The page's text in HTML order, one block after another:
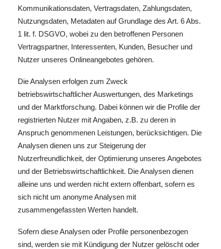
Kommunikationsdaten, Vertragsdaten, Zahlungsdaten,
Nutzungsdaten, Metadaten auf Grundlage des Art. 6 Abs.
1 lit. f. DSGVO, wobei zu den betroffenen Personen
Vertragspartner, Interessenten, Kunden, Besucher und
Nutzer unseres Onlineangebotes gehören.
Die Analysen erfolgen zum Zweck
betriebswirtschaftlicher Auswertungen, des Marketings
und der Marktforschung. Dabei können wir die Profile der
registrierten Nutzer mit Angaben, z.B. zu deren in
Anspruch genommenen Leistungen, berücksichtigen. Die
Analysen dienen uns zur Steigerung der
Nutzerfreundlichkeit, der Optimierung unseres Angebotes
und der Betriebswirtschaftlichkeit. Die Analysen dienen
alleine uns und werden nicht extern offenbart, sofern es
sich nicht um anonyme Analysen mit
zusammengefassten Werten handelt.
Sofern diese Analysen oder Profile personenbezogen
sind, werden sie mit Kündigung der Nutzer gelöscht oder